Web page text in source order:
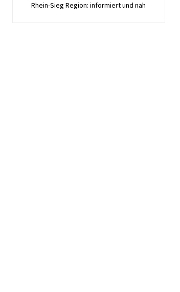
Rhein-Sieg Region: informiert und nah